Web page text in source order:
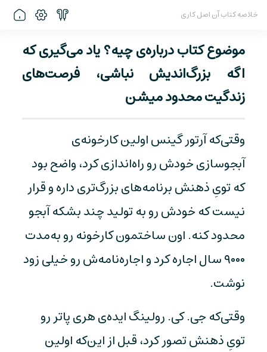
خلاصه کتاب آن اصل کاری
موضوع کتاب درباره‌ی چیه؟ یاد می‌گیری که
اگه بزرگ‌اندیش نباشی، فرصت‌های
زندگیت محدود میشن
وقتی‌که آرتور گینس اولین کارخونه‌ی
آبجوسازی خودش رو راه‌اندازی کرد، واضح بود
که تویِ ذهنش برنامه‌های بزرگ‌تری داره و قرار
نیست که خودش رو به تولید چند بشکه آبجو
محدود کنه. اون ساختمون کارخونه رو به‌مدت
۹۰۰۰ سال اجاره کرد و اجاره‌نامه‌ش رو خیلی زود
نوشت.
وقتی‌که جی. کی. رولینگ ایده‌ی هری پاتر رو
تویِ ذهنش تصور کرد، قبل از این‌که اولین